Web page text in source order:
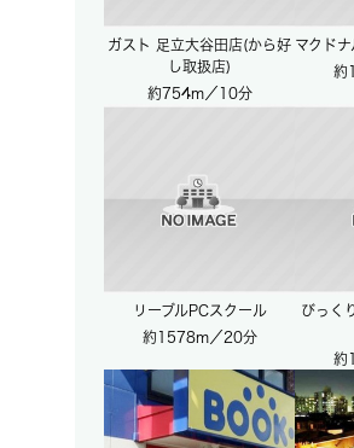
ガスト 足立大谷田店(から好
し取扱店)
約754m／10分
マクド
約
リーブルPCスクール
約1578m／20分
びっく
約